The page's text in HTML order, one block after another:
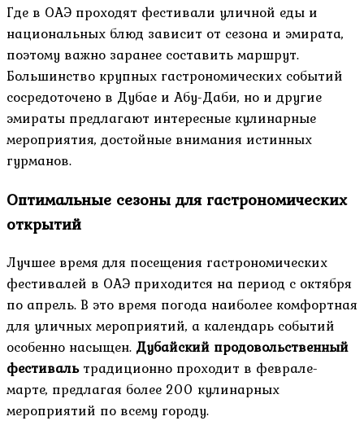
Где в ОАЭ проходят фестивали уличной еды и
национальных блюд зависит от сезона и эмирата,
поэтому важно заранее составить маршрут.
Большинство крупных гастрономических событий
сосредоточено в Дубае и Абу-Даби, но и другие
эмираты предлагают интересные кулинарные
мероприятия, достойные внимания истинных
гурманов.
Оптимальные сезоны для гастрономических
открытий
Лучшее время для посещения гастрономических
фестивалей в ОАЭ приходится на период с октября
по апрель. В это время погода наиболее комфортная
для уличных мероприятий, а календарь событий
особенно насыщен. Дубайский продовольственный
фестивальтрадиционно проходит в феврале-
марте, предлагая более 200 кулинарных
мероприятий по всему городу.